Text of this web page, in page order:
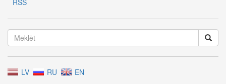
RSS
LV RU EN